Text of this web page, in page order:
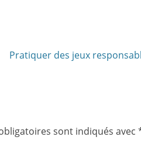
ArticlePratiquer des jeux
sont indiqués avec